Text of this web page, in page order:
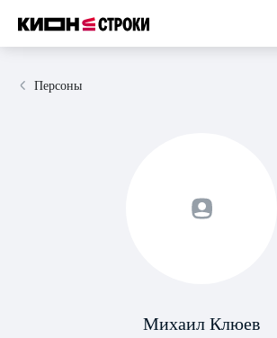
Персоны
Михаил Клюев